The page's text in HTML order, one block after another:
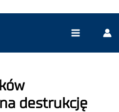
destrukcję